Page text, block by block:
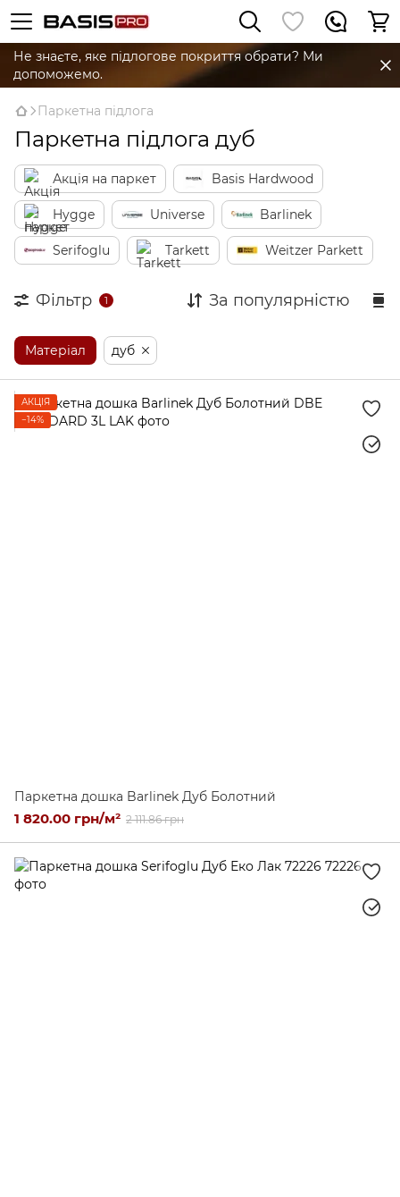
Не знаєте, яке підлогове покриття обрати? Ми
допоможемо.
Паркетна підлога
Паркетна підлога дуб
Акція на паркет Basis Hardwood
Hygge Universe Barlinek
Serifoglu Tarkett Weitzer Parkett
Фільтр 1 За популярністю
Матеріал дуб
АКЦІЯ
−14%
Паркетна дошка Barlinek Дуб Болотний
1 820.00 грн/м² 2 111.86 грн